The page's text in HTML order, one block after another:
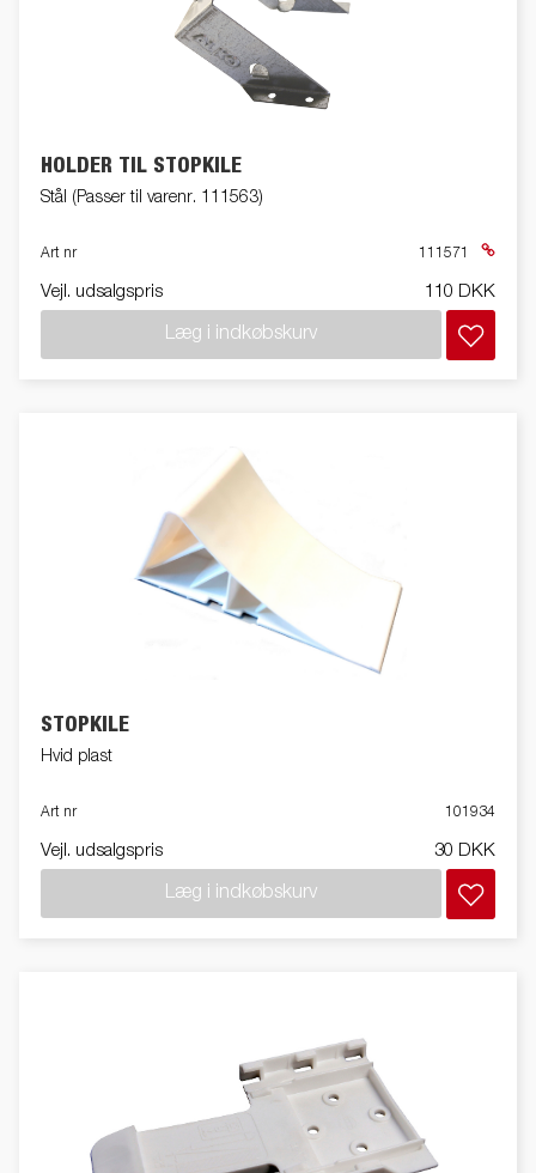
HOLDER TIL STOPKILE
Stål (Passer til varenr. 111563)
Art nr 111571
Vejl. udsalgspris 110 DKK
Læg i indkøbskurv
STOPKILE
Hvid plast
Art nr 101934
Vejl. udsalgspris 30 DKK
Læg i indkøbskurv